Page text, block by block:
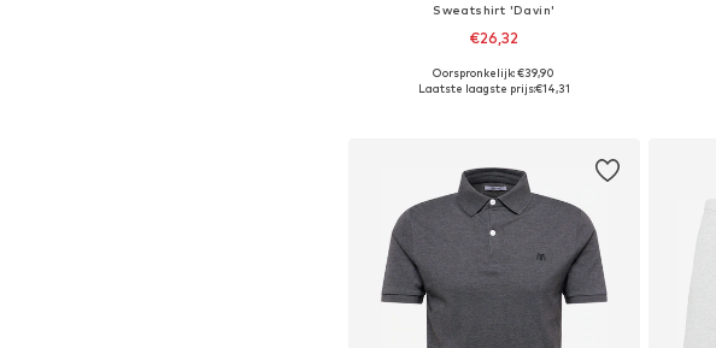
Sweatshirt 'Davin'
€26,32
+2
Beschikbare maten: M, L, XL
Oorspronkelijk: €39,90
Laatste laagste prijs:€14,31